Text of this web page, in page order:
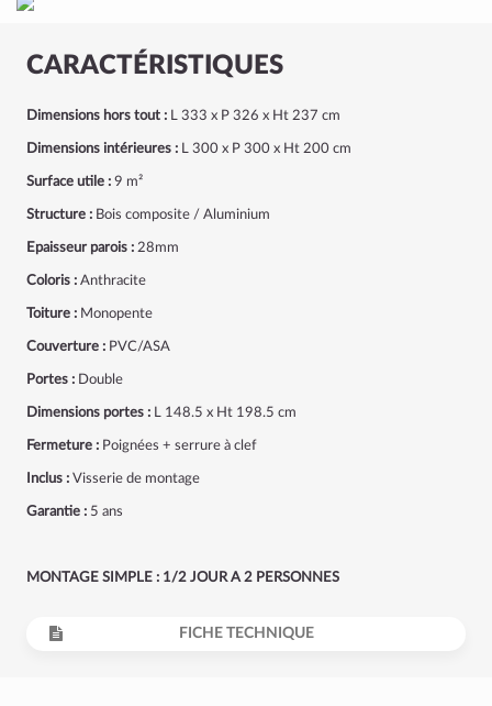
CARACTÉRISTIQUES
Dimensions hors tout : L 333 x P 326 x Ht 237 cm
Dimensions intérieures : L 300 x P 300 x Ht 200 cm
Surface utile : 9 m²
Structure : Bois composite / Aluminium
Epaisseur parois : 28mm
Coloris : Anthracite
Toiture : Monopente
Couverture : PVC/ASA
Portes : Double
Dimensions portes : L 148.5 x Ht 198.5 cm
Fermeture : Poignées + serrure à clef
Inclus : Visserie de montage
Garantie : 5 ans
MONTAGE SIMPLE : 1/2 JOUR A 2 PERSONNES
FICHE TECHNIQUE